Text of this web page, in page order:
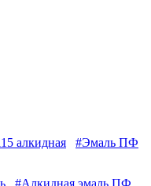
алкидная
#Эмаль ПФ